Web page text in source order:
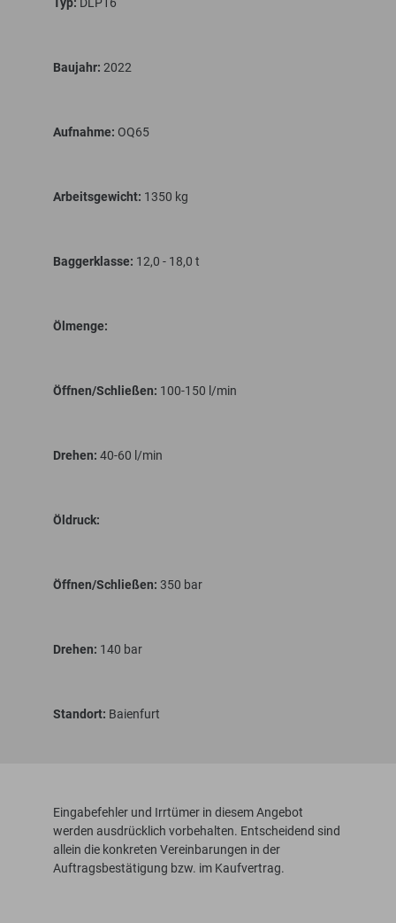
Typ: DLP16
Baujahr: 2022
Aufnahme: OQ65
Arbeitsgewicht: 1350 kg
Baggerklasse: 12,0 - 18,0 t
Ölmenge:
Öffnen/Schließen: 100-150 l/min
Drehen: 40-60 l/min
Öldruck:
Öffnen/Schließen: 350 bar
Drehen: 140 bar
Standort: Baienfurt
Eingabefehler und Irrtümer in diesem Angebot
werden ausdrücklich vorbehalten. Entscheidend sind
allein die konkreten Vereinbarungen in der
Auftragsbestätigung bzw. im Kaufvertrag.